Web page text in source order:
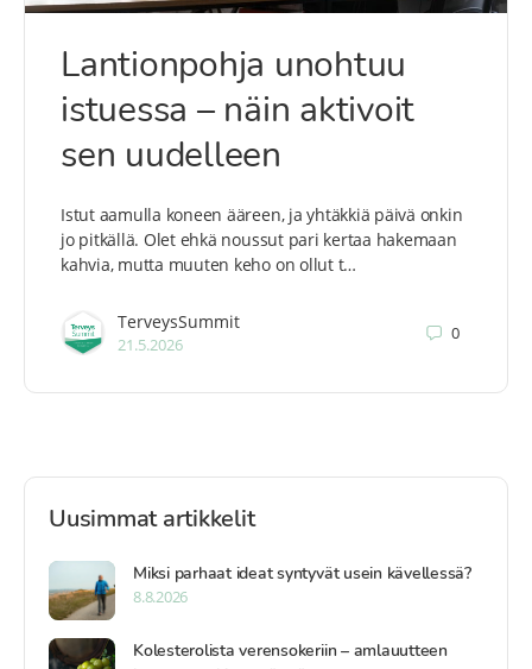
Lantionpohja unohtuu
istuessa – näin aktivoit
sen uudelleen
Istut aamulla koneen ääreen, ja yhtäkkiä päivä onkin
jo pitkällä. Olet ehkä noussut pari kertaa hakemaan
kahvia, mutta muuten keho on ollut t…
TerveysSummit
21.5.2026
0
Uusimmat artikkelit
Miksi parhaat ideat syntyvät usein kävellessä?
8.8.2026
Kolesterolista verensokeriin – amlauutteen